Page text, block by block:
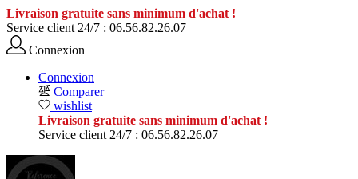
Livraison gratuite sans minimum d'achat !
Service client 24/7 : 06.56.82.26.07
Connexion
Connexion
Comparer
wishlist
Livraison gratuite sans minimum d'achat !
Service client 24/7 : 06.56.82.26.07